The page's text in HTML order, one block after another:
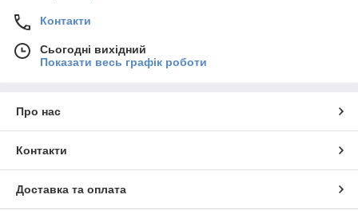
Контакти
Сьогодні вихідний
Показати весь графік роботи
Про нас
Контакти
Доставка та оплата